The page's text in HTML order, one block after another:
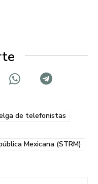
de telefonistas
Mexicana (STRM)